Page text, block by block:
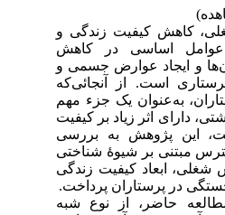
کاهش کیفیت زندگی و
اساسی در کاهش
و ایجاد عوارض جسمی و
است. از آنجائی‌که
به‌عنوان یک جزء مهم
دارای اثر زیاد بر کیفیت
این پژوهش به بررسی
مبتنی بر شیوۀ شناختی
ابعاد کیفیت زندگی
در پرستاران پرداخت.
حاضر، از نوع شبه